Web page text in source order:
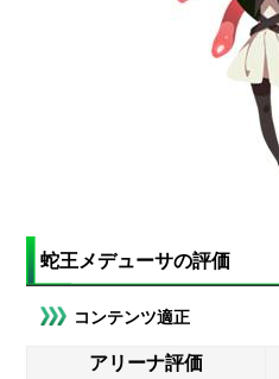
蛇王メデューサの評価
コンテンツ適正
アリーナ評価